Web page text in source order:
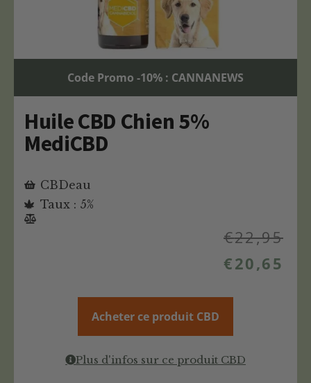
Code Promo -10% : CANNANEWS
Huile CBD Chien 5%
MediCBD
CBDeau
Taux : 5%
€22,95
€20,65
Acheter ce produit CBD
Plus d'infos sur ce produit CBD